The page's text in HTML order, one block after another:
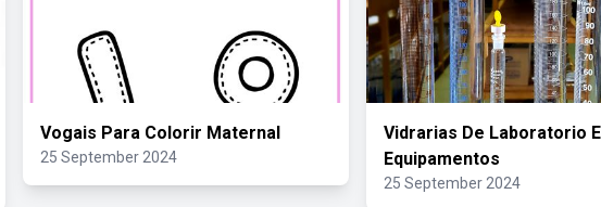
Vogais Para Colorir Maternal
25 September 2024
Vidrarias De Laboratorio E
Equipamentos
25 September 2024